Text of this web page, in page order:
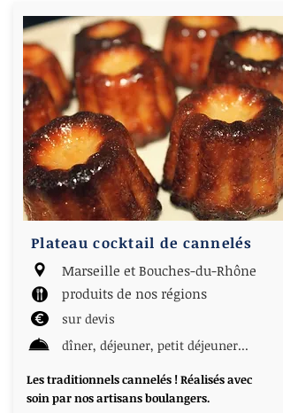
Plateau cocktail de cannelés
Marseille et Bouches-du-Rhône
produits de nos régions
sur devis
dîner, déjeuner, petit déjeuner...
Les traditionnels cannelés ! Réalisés avec
soin par nos artisans boulangers.